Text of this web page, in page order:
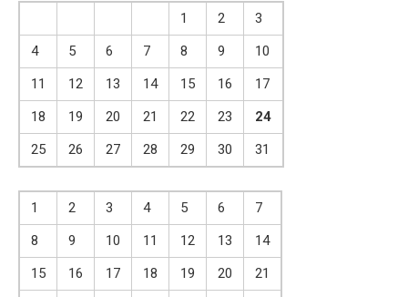
1 2
3
4
5 6 7 8 9
10
11
12 13 14 15 16
17
18
19 20 21 22 23
24
25
26 27 28 29 30 31
1 2 3 4 5 6
7
8
9 10 11 12 13
14
15
16 17 18 19 20
21